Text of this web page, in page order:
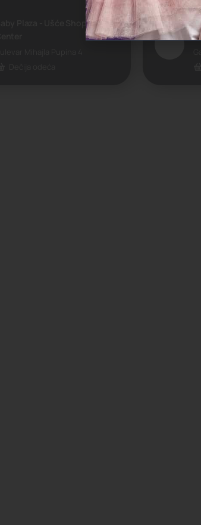
Baby Plaza - Ušće Shopping